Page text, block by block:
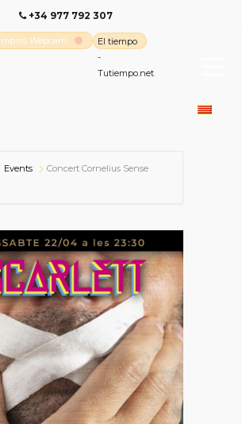
+34 977 792 307
Webcam
El tiempo
-
Tutiempo.net
Events
Concert Cornelius Sense